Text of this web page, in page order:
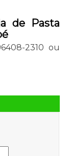
de Pasta
2310 ou